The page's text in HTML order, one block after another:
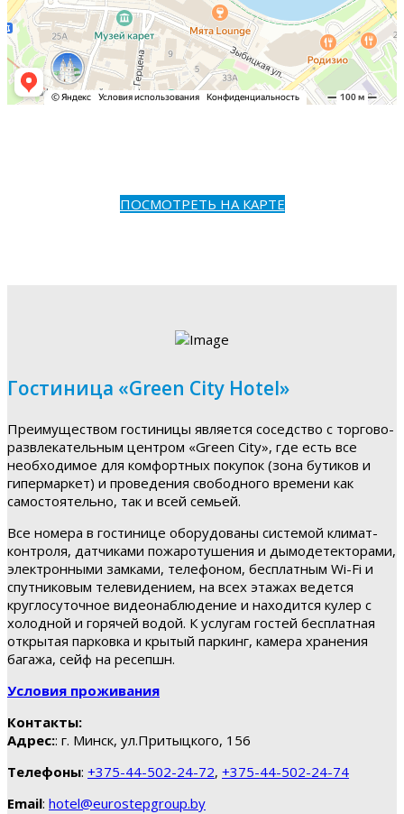
ПОСМОТРЕТЬ НА КАРТЕ
Гостиница «Green City Hotel»
Преимуществом гостиницы является соседство с торгово-
развлекательным центром «Green City», где есть все
необходимое для комфортных покупок (зона бутиков и
гипермаркет) и проведения свободного времени как
самостоятельно, так и всей семьей.
Все номера в гостинице оборудованы системой климат-
контроля, датчиками пожаротушения и дымодетекторами,
электронными замками, телефоном, бесплатным Wi-Fi и
спутниковым телевидением, на всех этажах ведется
круглосуточное видеонаблюдение и находится кулер с
холодной и горячей водой. К услугам гостей бесплатная
открытая парковка и крытый паркинг, камера хранения
багажа, сейф на ресепшн.
Условия проживания
Контакты:
Адрес:: г. Минск, ул.Притыцкого, 156
Телефоны: +375-44-502-24-72, +375-44-502-24-74
Email: hotel@eurostepgroup.by